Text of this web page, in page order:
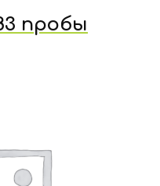
пробы